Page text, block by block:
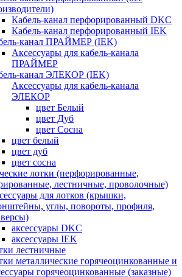
Кабель-канал перфорированный DKC
Кабель-канал перфорированный IEK
канал ПРАЙМЕР (IEK)
Аксессуары для кабель-канала
ПРАЙМЕР
канал ЭЛЕКОР (IEK)
Аксессуары для кабель-канала
ЭЛЕКОР
цвет Белый
цвет Дуб
цвет Сосна
цвет белый
цвет дуб
цвет сосна
лотки (перфорированные,
лестничные, проволочные)
для лотков (крышки,
углы, повороты, профиля,
аксессуары DKC
аксессуары IEK
лестничные
металлические горячеоцинкованные и
горячеоцинкованные (заказные)